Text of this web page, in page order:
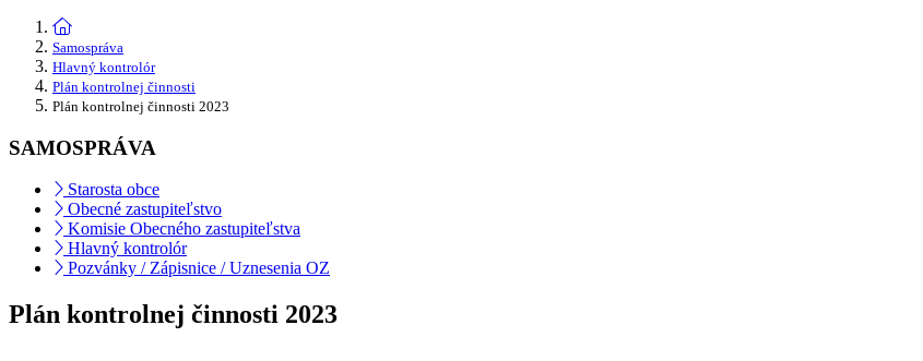
Samospráva
Hlavný kontrolór
Plán kontrolnej činnosti
Plán kontrolnej činnosti 2023
SAMOSPRÁVA
Starosta obce
Obecné zastupiteľstvo
Komisie Obecného zastupiteľstva
Hlavný kontrolór
Pozvánky / Zápisnice / Uznesenia OZ
Plán kontrolnej činnosti 2023